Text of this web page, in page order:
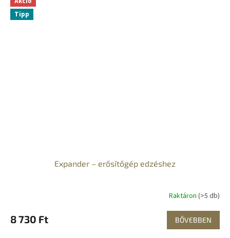
Tipp
Expander – erősítőgép edzéshez
Raktáron (>5 db)
8 730 Ft BŐVEBBEN